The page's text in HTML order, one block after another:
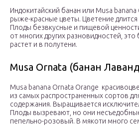
Индокитайский банан или Musa banana
рыже-красные цветы. Цветение длится
Плоды безвкусные и пищевой
от многих других разновидностей,
растет и в полутени.
Musa Ornata (банан
Musa banana Ornata Orange
из самых распространенных сортов
содержания. Выращивается
Плоды вызревают, но они
пепельно-розовый. В мякоти много